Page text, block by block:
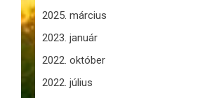
2025. március
2023. január
2022. október
2022. július